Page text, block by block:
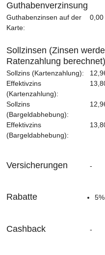
Guthabenverzinsung
Guthabenzinsen auf der
Karte:
0,00
Sollzinsen (Zinsen
Ratenzahlung berechnet)
Sollzins (Kartenzahlung):
Effektivzins
(Kartenzahlung):
Sollzins
(Bargeldabhebung):
Effektivzins
(Bargeldabhebung):
Versicherungen -
Rabatte
Cashback -